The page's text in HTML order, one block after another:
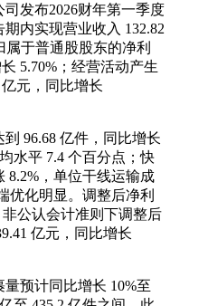
发布2026财年第一季度
内实现营业收入 132.82
属于普通股股东的净利
5.70%；经营活动产生
元，同比增长
96.68 亿件，同比增长
水平 7.4 个百分点；快
8.2%，单位干线运输成
优化明显。调整后净利
公认会计准则下调整后
亿元，同比增长
预计同比增长 10%至